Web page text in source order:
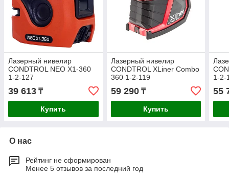
Лазерный нивелир
CONDTROL NEO X1-360
1-2-127
39 613 ₸
Купить
Лазерный нивелир
CONDTROL XLiner Combo
360 1-2-119
59 290₸
Купить
1-2-
55
О нас
Рейтинг не сформирован
Менее 5 отзывов за последний год